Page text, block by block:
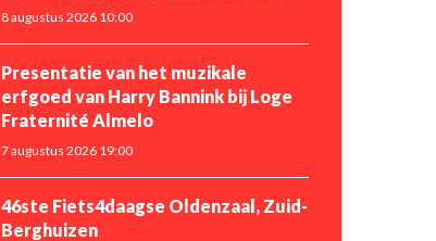
8 augustus 2026 10:00
Presentatie van het muzikale
erfgoed van Harry Bannink bij Loge
Fraternité Almelo
7 augustus 2026 19:00
46ste Fiets4daagse Oldenzaal, Zuid-
Berghuizen